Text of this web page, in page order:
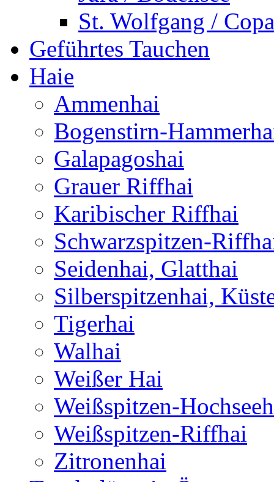
St. Wolfgang /
Geführtes Tauchen
Haie
Ammenhai
Bogenstirn-
Galapagoshai
Grauer Riffhai
Karibischer Riffhai
Schwarzspitzen-
Seidenhai, Glatthai
Silberspitzenhai,
Tigerhai
Walhai
Weißer Hai
Weißspitzen-
Weißspitzen-Riffhai
Zitronenhai